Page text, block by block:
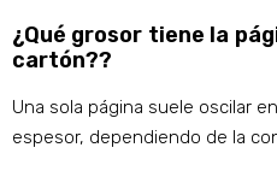
¿Qué grosor tiene la
cartón??
Una sola página suele oscilar
espesor, dependiendo de la